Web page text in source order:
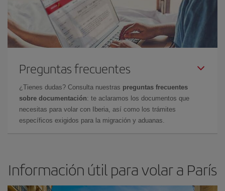
Preguntas frecuentes
¿Tienes dudas? Consulta nuestras preguntas frecuentes
sobre documentación: te aclaramos los documentos que
necesitas para volar con Iberia, así como los trámites
específicos exigidos para la migración y aduanas.
Información útil para volar a París